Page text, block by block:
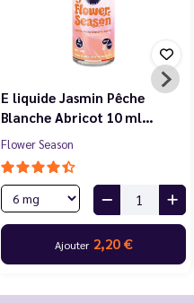
E liquide Jasmin Pêche
Blanche Abricot 10 ml…
Flower Season
Ajouter 2,20 €